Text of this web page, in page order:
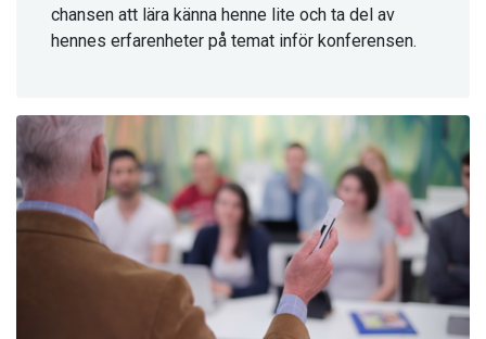
chansen att lära känna henne lite och ta del av
hennes erfarenheter på temat inför konferensen.